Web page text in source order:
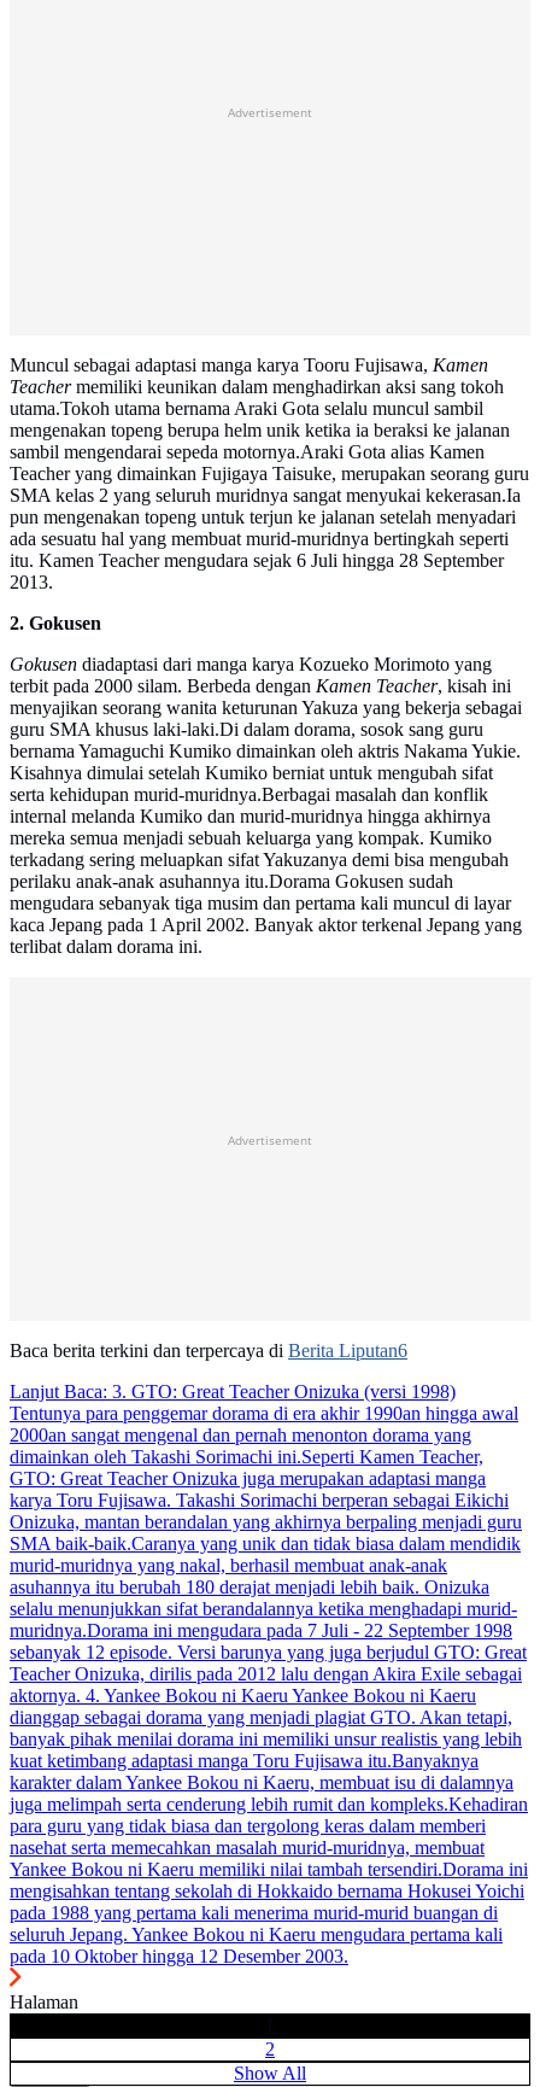
Advertisement
Muncul sebagai adaptasi manga karya Tooru Fujisawa, Kamen
Teachermemiliki keunikan dalam menghadirkan aksi sang tokoh
utama.Tokoh utama bernama Araki Gota selalu muncul sambil
mengenakan topeng berupa helm unik ketika ia beraksi ke jalanan
sambil mengendarai sepeda motornya.Araki Gota alias Kamen
Teacher yang dimainkan Fujigaya Taisuke, merupakan seorang guru
SMA kelas 2 yang seluruh muridnya sangat menyukai kekerasan.Ia
pun mengenakan topeng untuk terjun ke jalanan setelah menyadari
ada sesuatu hal yang membuat murid-muridnya bertingkah seperti
itu. Kamen Teacher mengudara sejak 6 Juli hingga 28 September
2013.
2. Gokusen
Gokusen diadaptasi dari manga karya Kozueko Morimoto yang
terbit pada 2000 silam. Berbeda dengan Kamen Teacher, kisah ini
menyajikan seorang wanita keturunan Yakuza yang bekerja sebagai
guru SMA khusus laki-laki.Di dalam dorama, sosok sang guru
bernama Yamaguchi Kumiko dimainkan oleh aktris Nakama Yukie.
Kisahnya dimulai setelah Kumiko berniat untuk mengubah sifat
serta kehidupan murid-muridnya.Berbagai masalah dan konflik
internal melanda Kumiko dan murid-muridnya hingga akhirnya
mereka semua menjadi sebuah keluarga yang kompak. Kumiko
terkadang sering meluapkan sifat Yakuzanya demi bisa mengubah
perilaku anak-anak asuhannya itu.Dorama Gokusen sudah
mengudara sebanyak tiga musim dan pertama kali muncul di layar
kaca Jepang pada 1 April 2002. Banyak aktor terkenal Jepang yang
terlibat dalam dorama ini.
Advertisement
Baca berita terkini dan terpercaya di Berita Liputan6
Lanjut Baca: 3. GTO: Great Teacher Onizuka (versi 1998)
Tentunya para penggemar dorama di era akhir 1990an hingga awal
2000an sangat mengenal dan pernah menonton dorama yang
dimainkan oleh Takashi Sorimachi ini.Seperti Kamen Teacher,
GTO: Great Teacher Onizuka juga merupakan adaptasi manga
karya Toru Fujisawa. Takashi Sorimachi berperan sebagai Eikichi
Onizuka, mantan berandalan yang akhirnya berpaling menjadi guru
SMA baik-baik.Caranya yang unik dan tidak biasa dalam mendidik
murid-muridnya yang nakal, berhasil membuat anak-anak
asuhannya itu berubah 180 derajat menjadi lebih baik. Onizuka
selalu menunjukkan sifat berandalannya ketika menghadapi murid-
muridnya.Dorama ini mengudara pada 7 Juli - 22 September 1998
sebanyak 12 episode. Versi barunya yang juga berjudul GTO: Great
Teacher Onizuka, dirilis pada 2012 lalu dengan Akira Exile sebagai
aktornya. 4. Yankee Bokou ni Kaeru Yankee Bokou ni Kaeru
dianggap sebagai dorama yang menjadi plagiat GTO. Akan tetapi,
banyak pihak menilai dorama ini memiliki unsur realistis yang lebih
kuat ketimbang adaptasi manga Toru Fujisawa itu.Banyaknya
karakter dalam Yankee Bokou ni Kaeru, membuat isu di dalamnya
juga melimpah serta cenderung lebih rumit dan kompleks.Kehadiran
para guru yang tidak biasa dan tergolong keras dalam memberi
nasehat serta memecahkan masalah murid-muridnya, membuat
Yankee Bokou ni Kaeru memiliki nilai tambah tersendiri.Dorama ini
mengisahkan tentang sekolah di Hokkaido bernama Hokusei Yoichi
pada 1988 yang pertama kali menerima murid-murid buangan di
seluruh Jepang. Yankee Bokou ni Kaeru mengudara pertama kali
pada 10 Oktober hingga 12 Desember 2003.
Halaman
2
Show All